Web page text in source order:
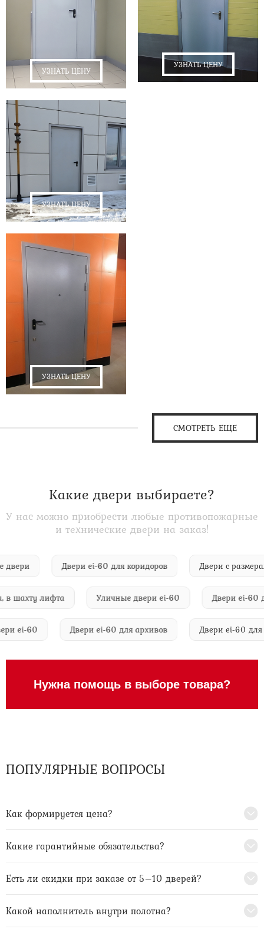
УЗНАТЬ ЦЕНУ
УЗНАТЬ ЦЕНУ
УЗНАТЬ ЦЕНУ
УЗНАТЬ ЦЕНУ
СМОТРЕТЬ ЕЩЕ
Какие двери выбираете?
У нас можно приобрести любые противопожарные
и технические двери на заказ!
двери Двери ei-60 для коридоров Двери с
лифта Уличные двери ei-60 Двери ei-60 для
двери ei-60 Двери ei-60 для архивов Двери ei-
Нужна помощь в выборе товара?
ПОПУЛЯРНЫЕ ВОПРОСЫ
Как формируется цена?
Какие гарантийные обязательства?
Есть ли скидки при заказе от 5–10 дверей?
Какой наполнитель внутри полотна?